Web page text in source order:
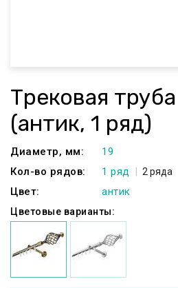
Трековая
(антик, 1 ряд)
Диаметр, мм:
19
Кол-во рядов:
1 ряд 2 ряда
Цвет: антик
Цветовые варианты: